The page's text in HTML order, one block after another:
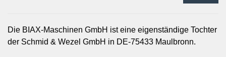
Die BIAX-Maschinen GmbH ist eine eigenständige Tochter
der Schmid & Wezel GmbH in DE-75433 Maulbronn.